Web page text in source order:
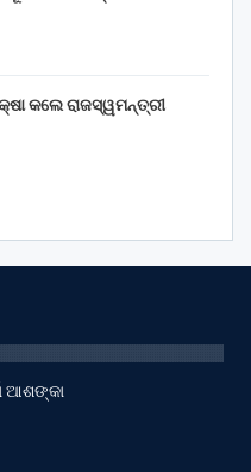
କଲେ ରାଜସ୍ୱମନ୍ତ୍ରୀ
ଆଶଙ୍କା